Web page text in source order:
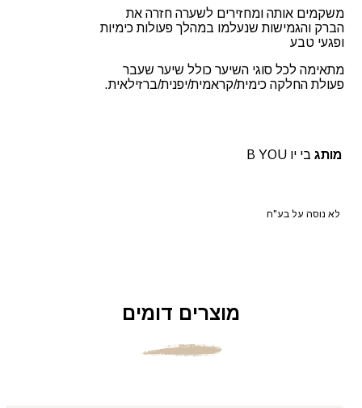
משקמים אותה ומחזירים לשערה חזרה את
הברק והגמישות שנעלמו במהלך פעולות כימיות
ופגעי טבע
מתאימה לכל סוגי השיער כולל שיער שעבר
פעולת החלקה כימית/קראמית/יפנית/ברזילאית.
מותג בי יו B YOU
לא נוסה על בע"ח
מוצרים דומים